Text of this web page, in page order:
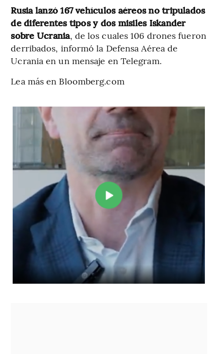
Rusia lanzó 167 vehículos aéreos no tripulados
de diferentes tipos y dos misiles Iskander
sobre Ucrania, de los cuales 106 drones fueron
derribados, informó la Defensa Aérea de
Ucrania en un mensaje en Telegram.
Lea más en Bloomberg.com